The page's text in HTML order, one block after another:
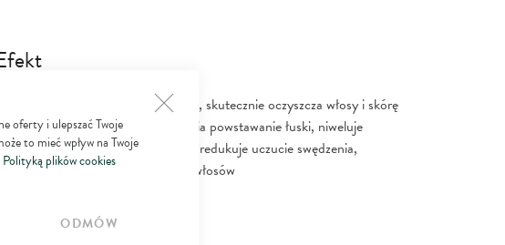
oferty i ulepszać Twoje
to mieć wpływ na Twoje
Polityką plików cookies
ODMÓW
zmiękcza łuskę i ułatwia jej usuwanie, skutecznie oczyszcza włosy i skórę
łagodzi skórę głowy, spowalnia powstawanie łuski, niweluje
spinania skóry, łagodzi i koi, redukuje uczucie swędzenia,
wpływa na wzmocnienie włosów